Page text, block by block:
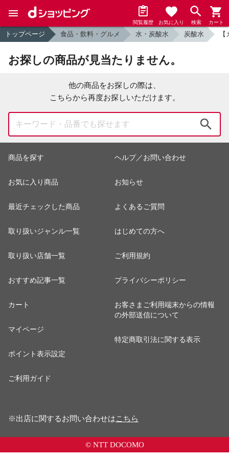
閲覧履歴 お気に入り 検索 カート
トップページ 食品・飲料・グルメ 水・炭酸水 炭酸水
お探しの商品が見当たりません。
他の商品をお探しの際は、
こちらから再度お探しいただけます。
商品を探す
お気に入り商品
最近チェックした商品
取り扱いジャンル一覧
取り扱い店舗一覧
おすすめ記事一覧
カート
マイページ
ポイント表示設定
ご利用ガイド
ヘルプ／お問い合わせ
お知らせ
よくあるご質問
はじめての方へ
ご利用規約
プライバシーポリシー
お客さまご利用端末からの情報
の外部送信について
特定商取引法に関する表示
※出店に関するお問い合わせはこちら
© NTT DOCOMO